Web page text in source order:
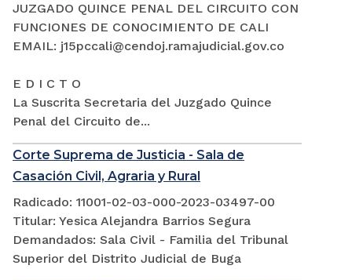
JUZGADO QUINCE PENAL DEL CIRCUITO CON
FUNCIONES DE CONOCIMIENTO DE CALI
EMAIL: j15pccali@cendoj.ramajudicial.gov.co
E D I C T O
La Suscrita Secretaria del Juzgado Quince
Penal del Circuito de...
Corte Suprema de Justicia - Sala de
Casación Civil, Agraria y Rural
Radicado: 11001-02-03-000-2023-03497-00
Titular: Yesica Alejandra Barrios Segura
Demandados: Sala Civil - Familia del Tribunal
Superior del Distrito Judicial de Buga